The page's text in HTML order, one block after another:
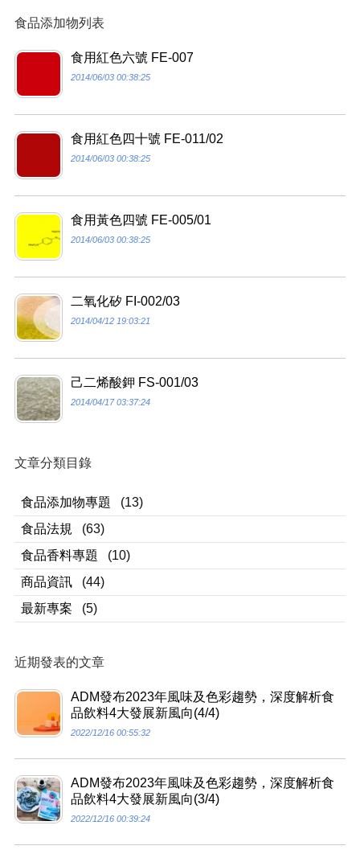
食品添加物列表
食用紅色六號 FE-007
2014/06/03 00:38:25
食用紅色四十號 FE-011/02
2014/06/03 00:38:25
食用黃色四號 FE-005/01
2014/06/03 00:38:25
二氧化矽 FI-002/03
2014/04/12 19:03:21
己二烯酸鉀 FS-001/03
2014/04/17 03:37:24
文章分類目錄
食品添加物專題
(13)
食品法規
(63)
食品香料專題
(10)
商品資訊
(44)
最新專案
(5)
近期發表的文章
ADM發布2023年風味及色彩趨勢，深度解析食
品飲料4大發展新風向(4/4)
2022/12/16 00:55:32
ADM發布2023年風味及色彩趨勢，深度解析食
品飲料4大發展新風向(3/4)
2022/12/16 00:39:24